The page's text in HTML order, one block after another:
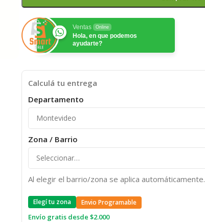
Ventas Online
Hola, en que podemos
ayudarte?
Calculá tu entrega
Departamento
Zona / Barrio
Al elegir el barrio/zona se aplica automáticamente.
Elegí tu zona Envio Programable
Envío gratis desde $2.000